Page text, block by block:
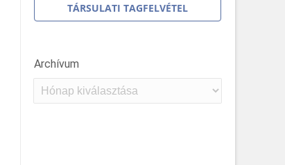
TÁRSULATI TAGFELVÉTEL
Archívum
Archívum